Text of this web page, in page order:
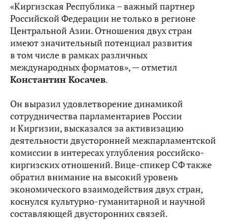
«Киргизская Республика – важный партнер
Российской Федерации не только в регионе
Центральной Азии. Отношения двух стран
имеют значительный потенциал развития
в том числе в рамках различных
международных форматов», — отметил
Константин Косачев.
Он выразил удовлетворение динамикой
сотрудничества парламентариев России
и Киргизии, высказался за активизацию
деятельности двусторонней межпарламентской
комиссии в интересах углубления российско-
киргизских отношений. Вице-спикер СФ также
обратил внимание на высокий уровень
экономического взаимодействия двух стран,
коснулся культурно-гуманитарной и научной
составляющей двусторонних связей.